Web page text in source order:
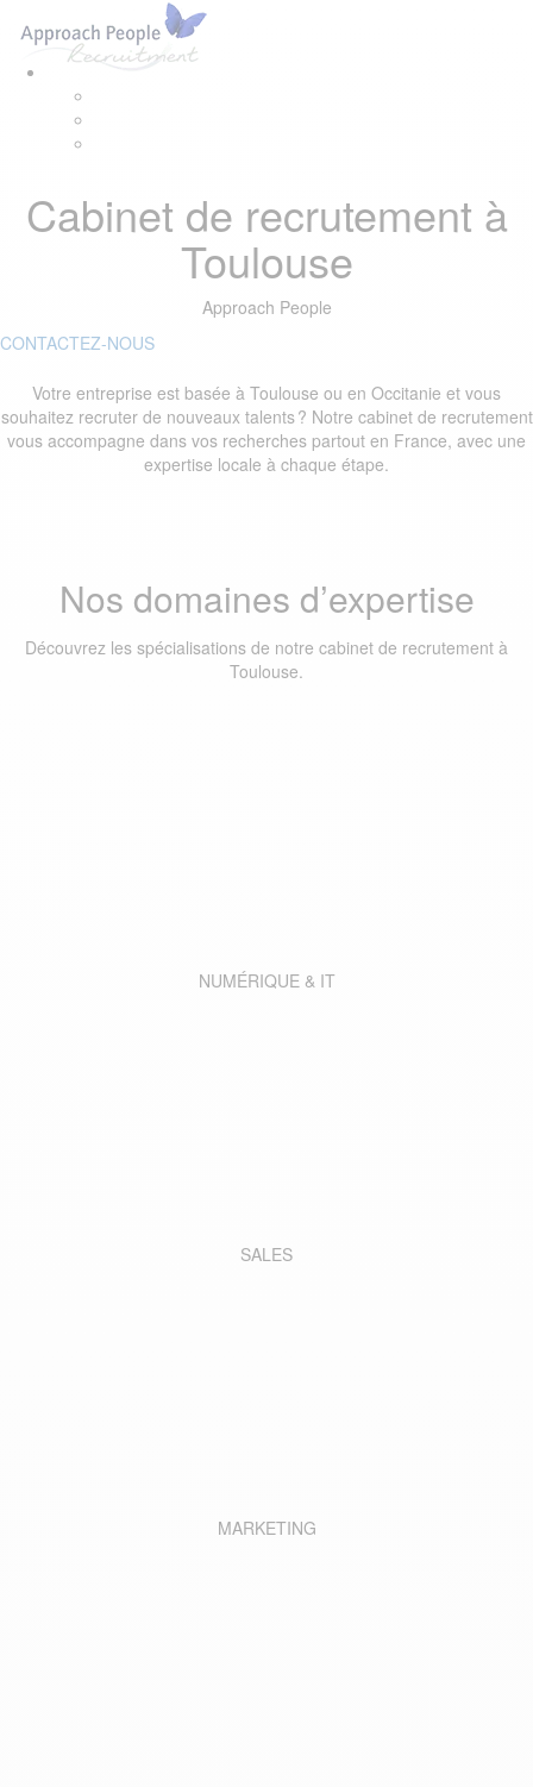
links
navigation
Cabinet de recrutement à
Toulouse
Approach People
CONTACTEZ-NOUS
Votre entreprise est basée à Toulouse ou en Occitanie et vous
souhaitez recruter de nouveaux talents ? Notre cabinet de recrutement
vous accompagne dans vos recherches partout en France, avec une
expertise locale à chaque étape.
Nos domaines d’expertise
Découvrez les spécialisations de notre cabinet de recrutement à
Toulouse.
NUMÉRIQUE & IT
SALES
MARKETING